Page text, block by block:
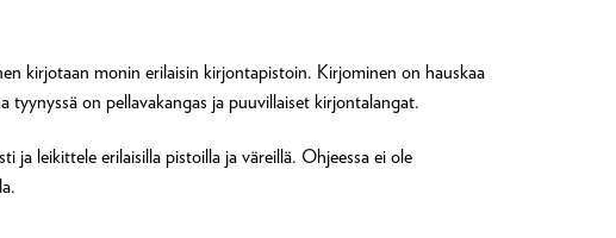
kirjotaan monin erilaisin kirjontapistoin. Kirjominen on hauskaa
on pellavakangas ja puuvillaiset kirjontalangat.
leikittele erilaisilla pistoilla ja väreillä. Ohjeessa ei ole